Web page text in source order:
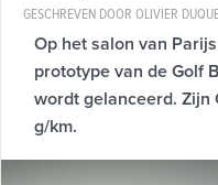
GESCHREVEN DOOR OLIVIER
Op het salon van
prototype van de Golf
wordt gelanceerd.
g/km.